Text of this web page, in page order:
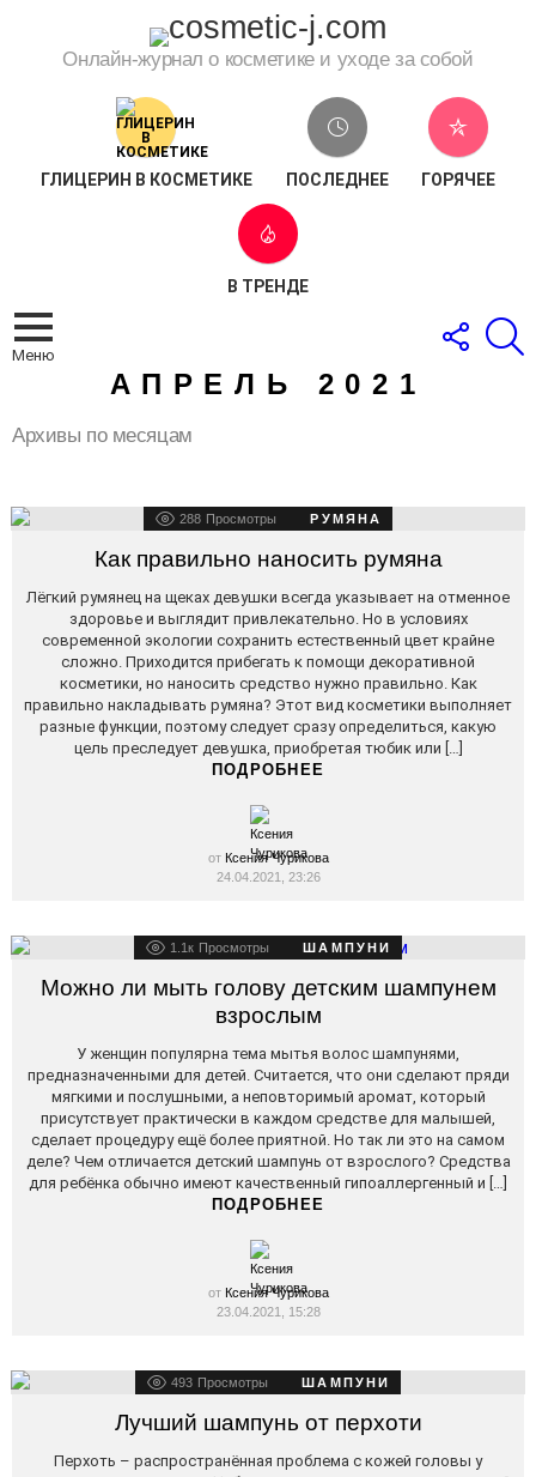
Онлайн-журнал о косметике и уходе за собой
ГЛИЦЕРИН В КОСМЕТИКЕ ПОСЛЕДНЕЕ ГОРЯЧЕЕ
В ТРЕНДЕ
Меню
ЗА
АПРЕЛЬ 2021
Архивы по месяцам
LATEST
STORIES
288 Просмотры РУМЯНА
Как правильно наносить румяна
Лёгкий румянец на щеках девушки всегда указывает на отменное
здоровье и выглядит привлекательно. Но в условиях
современной экологии сохранить естественный цвет крайне
сложно. Приходится прибегать к помощи декоративной
косметики, но наносить средство нужно правильно. Как
правильно накладывать румяна? Этот вид косметики выполняет
разные функции, поэтому следует сразу определиться, какую
цель преследует девушка, приобретая тюбик или […]
ПОДРОБНЕЕ
от Ксения Чурикова
24.04.2021, 23:26
1.1к Просмотры ШАМПУНИ
Можно ли мыть голову детским шампунем
взрослым
У женщин популярна тема мытья волос шампунями,
предназначенными для детей. Считается, что они сделают пряди
мягкими и послушными, а неповторимый аромат, который
присутствует практически в каждом средстве для малышей,
сделает процедуру ещё более приятной. Но так ли это на самом
деле? Чем отличается детский шампунь от взрослого? Средства
для ребёнка обычно имеют качественный гипоаллергенный и […]
ПОДРОБНЕЕ
от Ксения Чурикова
23.04.2021, 15:28
493 Просмотры ШАМПУНИ
Лучший шампунь от перхоти
Перхоть – распространённая проблема с кожей головы у